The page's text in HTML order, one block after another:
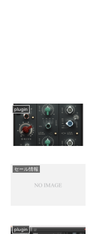
plugin
セール情報
plugin